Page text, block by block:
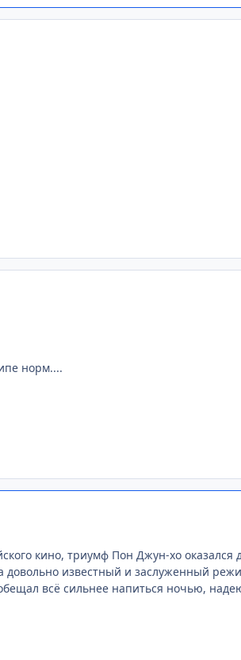
норм....
кино, триумф Пон Джун-хо
известный и заслуженный
всё сильнее напиться ночью,